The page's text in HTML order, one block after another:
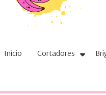
Início Cortadores